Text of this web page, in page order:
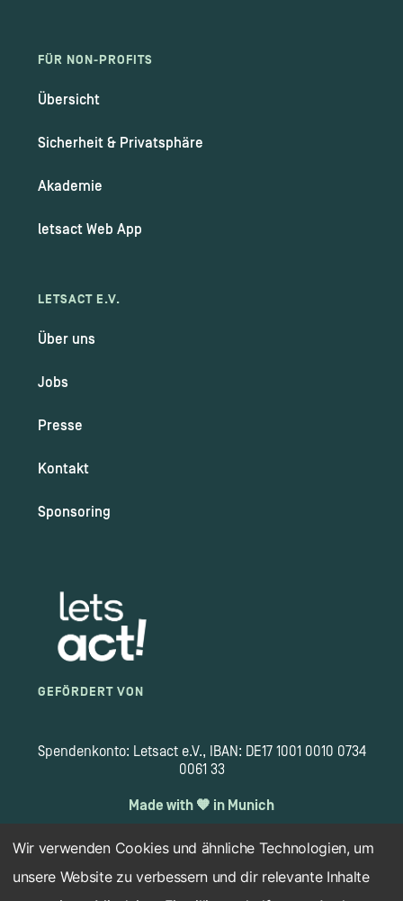
FÜR NON-PROFITS
Übersicht
Sicherheit & Privatsphäre
Akademie
letsact Web App
LETSACT E.V.
Über uns
Jobs
Presse
Kontakt
Sponsoring
GEFÖRDERT VON
Spendenkonto: Letsact e.V., IBAN: DE17 1001 0010 0734
0061 33
Made with 🧡 in Munich
Wir verwenden Cookies und ähnliche Technologien, um
unsere Website zu verbessern und dir relevante Inhalte